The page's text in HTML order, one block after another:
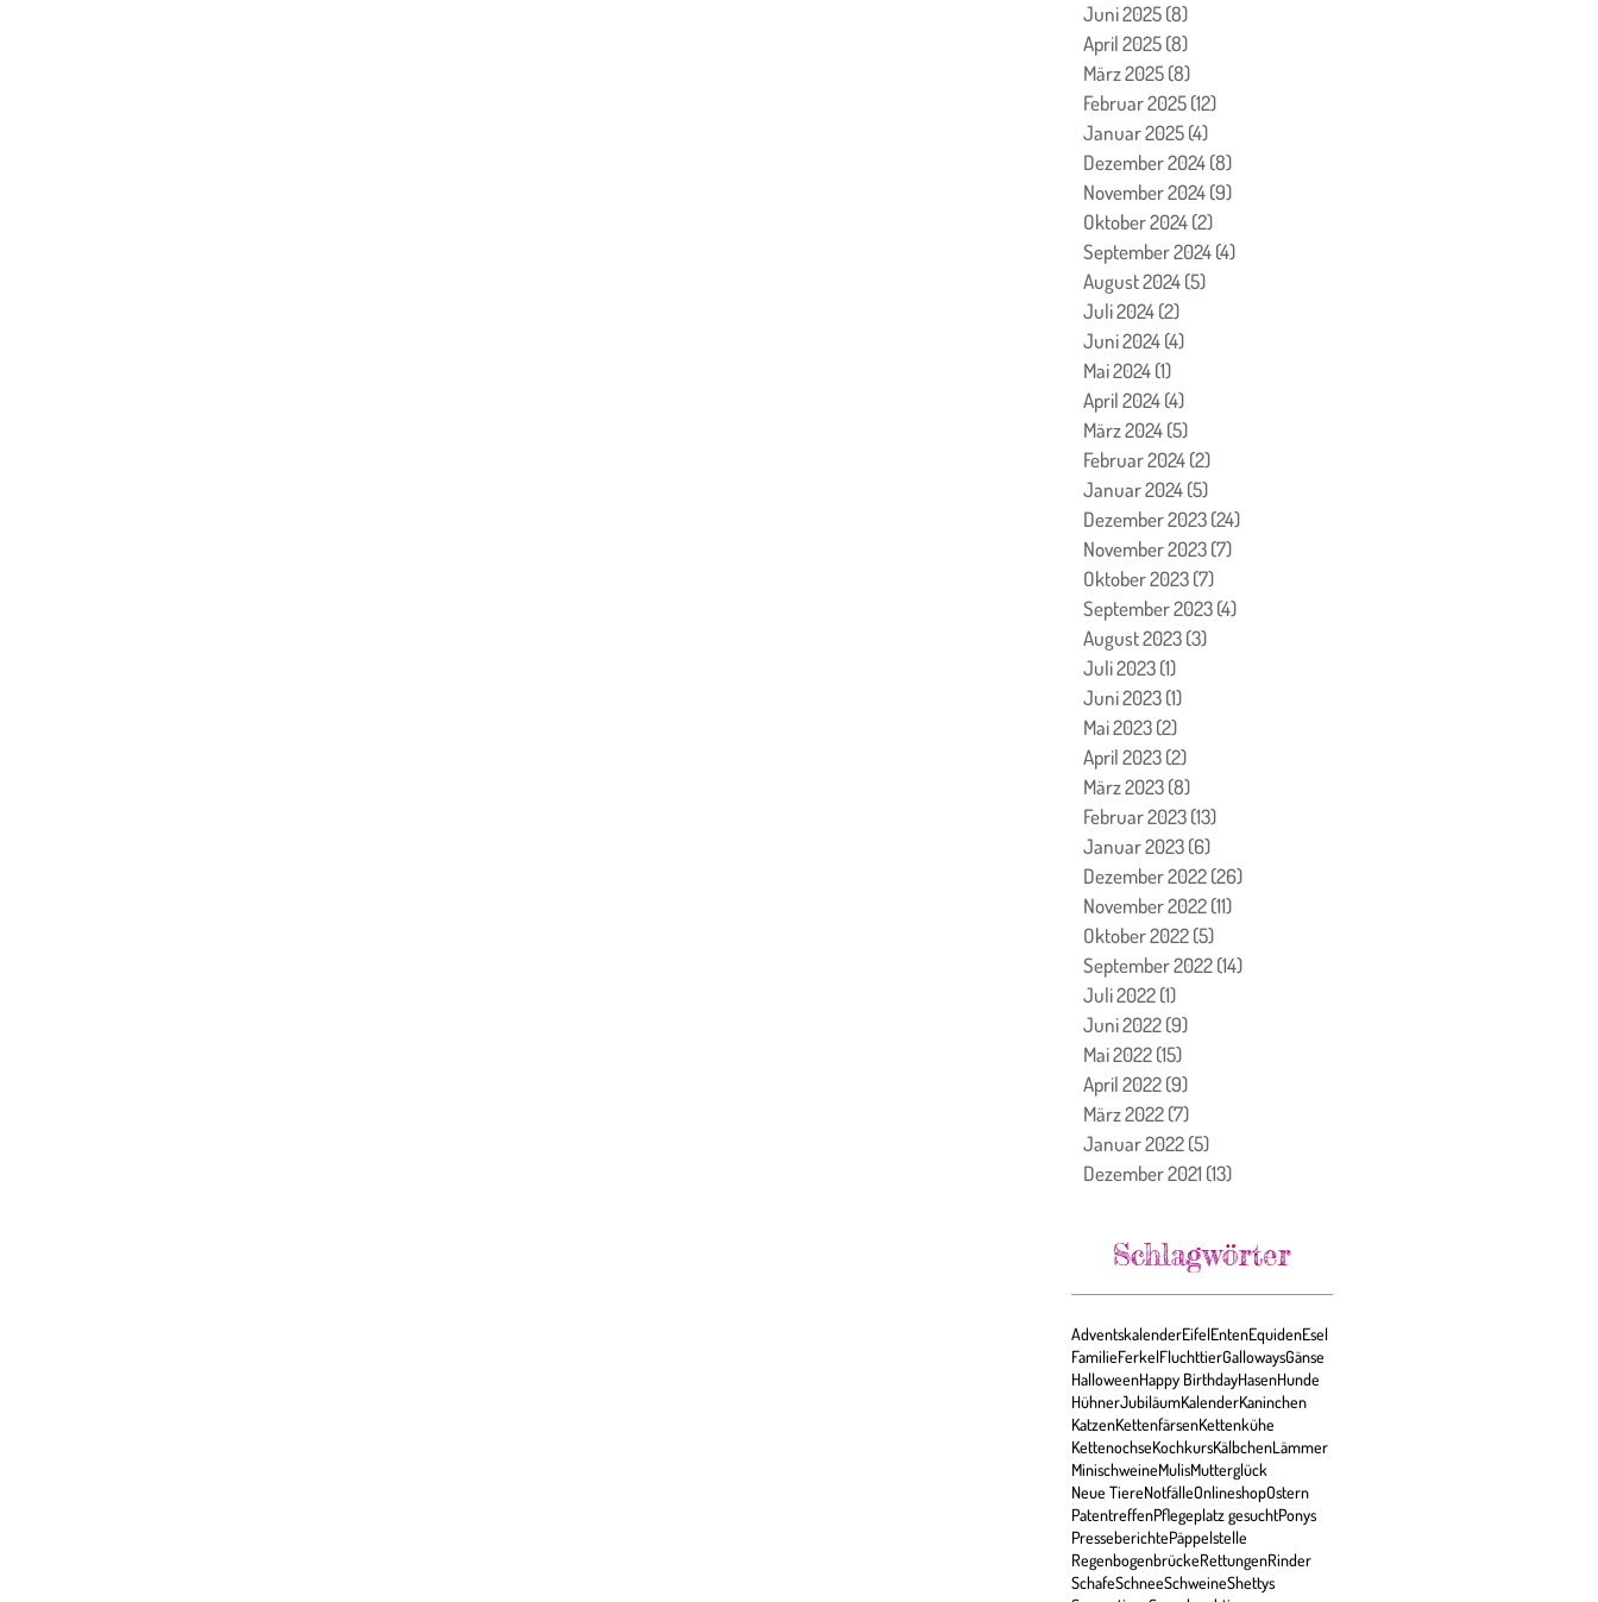
Juni 2025(8)
April 2025(8)
März 2025(8)
Februar 2025(12)
Januar 2025(4)
Dezember 2024(8)
November 2024(9)
Oktober 2024(2)
September 2024(4)
August 2024(5)
Juli 2024(2)
Juni 2024(4)
Mai 2024(1)
April 2024(4)
März 2024(5)
Februar 2024(2)
Januar 2024(5)
Dezember 2023(24)
November 2023(7)
Oktober 2023(7)
September 2023(4)
August 2023(3)
Juli 2023(1)
Juni 2023(1)
Mai 2023(2)
April 2023(2)
März 2023(8)
Februar 2023(13)
Januar 2023(6)
Dezember 2022(26)
November 2022(11)
Oktober 2022(5)
September 2022(14)
Juli 2022(1)
Juni 2022(9)
Mai 2022(15)
April 2022(9)
März 2022(7)
Januar 2022(5)
Dezember 2021 (13)
Schlagwörter
AdventskalenderEifelEntenEquidenEsel
FamilieFerkelFluchttierGallowaysGänse
HalloweenHappy BirthdayHasenHunde
HühnerJubiläumKalenderKaninchen
KatzenKettenfärsenKettenkühe
KettenochseKochkursKälbchenLämmer
MinischweineMulisMutterglück
Neue TiereNotfälleOnlineshopOstern
PatentreffenPflegeplatz gesuchtPonys
PresseberichtePäppelstelle
RegenbogenbrückeRettungenRinder
SchafeSchneeSchweineShettys